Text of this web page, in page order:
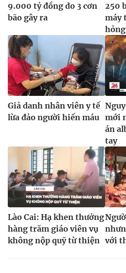
® Cấm sao chép dưới mọi hình thức
thuận bằng văn bản. Ghi rõ nguồn
thông tin từ website này.
9.000 tỷ đồng do 3 cơn
bão gây ra
250
máy
hỏng
Giả danh nhân viên y tế
lừa đảo người hiến máu
mới
án
tay
Lào Cai: Hạ khen thưởng
hàng trăm giáo viên vụ
không nộp quỹ từ thiện với